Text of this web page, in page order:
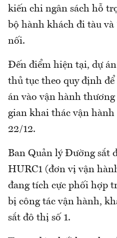
kiến chi ngân sách hỗ
bộ hành khách đi tàu và
nối.
Đến điểm hiện tại, dự
thủ tục theo quy định
án vào vận hành
gian khai thác vận
22/12.
Ban Quản lý Đường sắt
HURC1 (đơn vị vận
đang tích cực phối hợp
bị công tác vận hành,
sắt đô thị số 1.